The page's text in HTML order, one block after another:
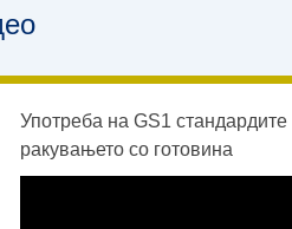
Употреба на GS1 стандардите
ракувањето со готовина